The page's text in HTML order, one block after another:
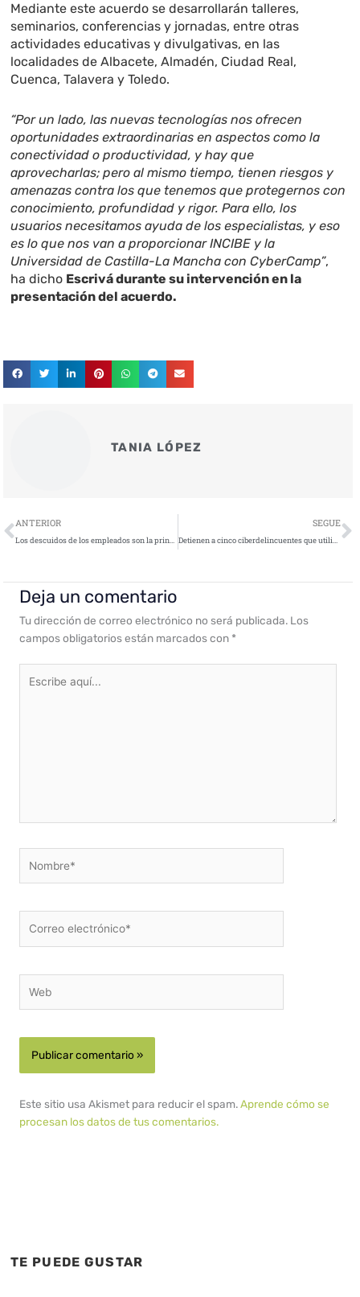
Mediante este acuerdo se desarrollarán talleres,
seminarios, conferencias y jornadas, entre otras
actividades educativas y divulgativas, en las
localidades de Albacete, Almadén, Ciudad Real,
Cuenca, Talavera y Toledo.
“Por un lado, las nuevas tecnologías nos ofrecen
oportunidades extraordinarias en aspectos como la
conectividad o productividad, y hay que
aprovecharlas; pero al mismo tiempo, tienen riesgos y
amenazas contra los que tenemos que protegernos con
conocimiento, profundidad y rigor. Para ello, los
usuarios necesitamos ayuda de los especialistas, y eso
es lo que nos van a proporcionar INCIBE y la
Universidad de Castilla-La Mancha con CyberCamp”,
ha dicho Escrivá durante su intervención en la
presentación del acuerdo.
TANIA LÓPEZ
Ant
ANTERIOR
Los descuidos de los empleados son la principal causa de la pérdida de datos en las organizaciones españolas
SEGUE
Detienen a cinco ciberdelincuentes que utilizaban el troyano bancario Grandoreiro
Deja un comentario
Tu dirección de correo electrónico no será publicada. Los
campos obligatorios están marcados con *
aquí...
electrónico*
Este sitio usa Akismet para reducir el spam.Aprende cómo se
procesan los datos de tus comentarios.
TE PUEDE GUSTAR